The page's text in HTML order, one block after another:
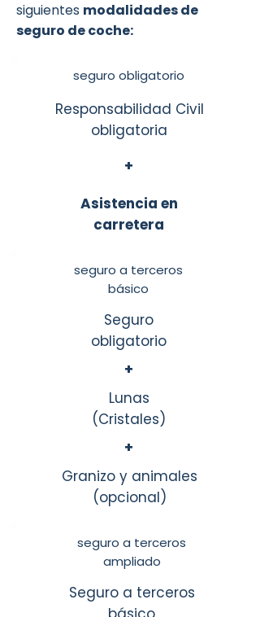
siguientes modalidades de
seguro de coche:
seguro obligatorio
Responsabilidad Civil
obligatoria
+
Asistencia en
carretera
seguro a terceros
básico
Seguro
obligatorio
+
Lunas
(Cristales)
+
Granizo y animales
(opcional)
seguro a terceros
ampliado
Seguro a terceros